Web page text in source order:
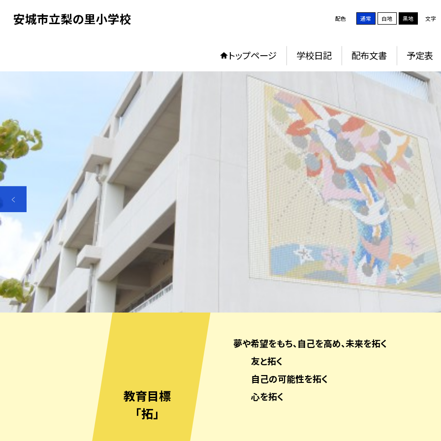
安城市立梨の里小学校 配色 通常 白地 黒地 文字
トップページ 学校日記 配布文書 予定表
教育目標
「拓」
夢や希望をもち、自己を高め、未来を拓く
友と拓く
自己の可能性を拓く
心を拓く